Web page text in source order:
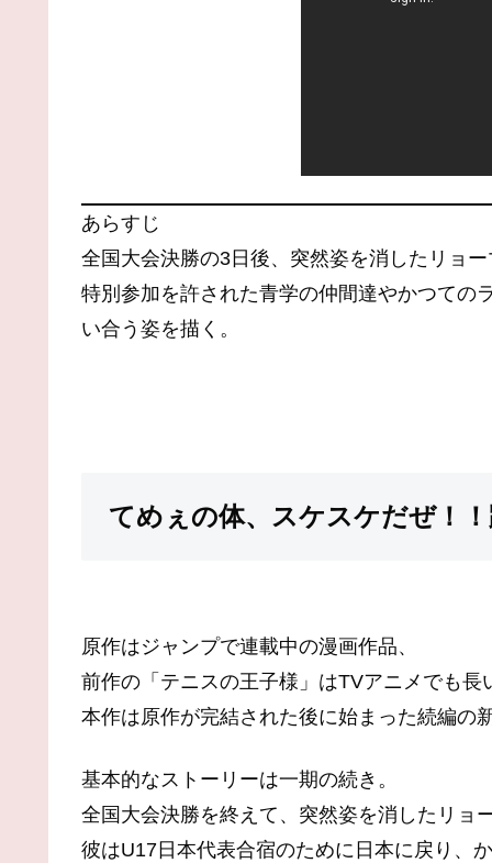
あらすじ
全国大会決勝の3日後、突然姿を消したリョ
特別参加を許された青学の仲間達やかつての
い合う姿を描く。
てめぇの体、スケスケだぜ！
原作はジャンプで連載中の漫画作品、
前作の「テニスの王子様」はTVアニメでも長
本作は原作が完結された後に始まった続編の
基本的なストーリーは一期の続き。
全国大会決勝を終えて、突然姿を消したリョ
彼はU17日本代表合宿のために日本に戻り、